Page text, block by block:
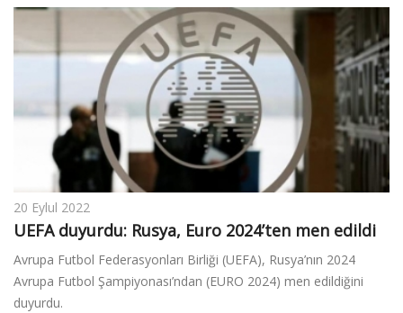
20 Eylul 2022
UEFA duyurdu: Rusya, Euro 2024’ten men edildi
Avrupa Futbol Federasyonları Birliği (UEFA), Rusya’nın 2024
Avrupa Futbol Şampiyonası’ndan (EURO 2024) men edildiğini
duyurdu.